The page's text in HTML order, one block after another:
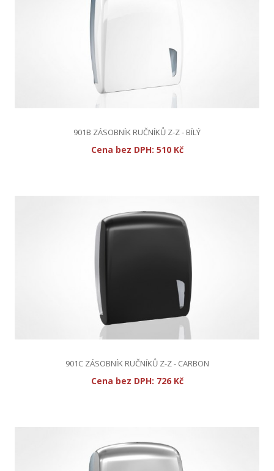
901B ZÁSOBNÍK RUČNÍKŮ Z-Z - BÍLÝ
Cena bez DPH: 510 Kč
901C ZÁSOBNÍK RUČNÍKŮ Z-Z - CARBON
Cena bez DPH: 726 Kč